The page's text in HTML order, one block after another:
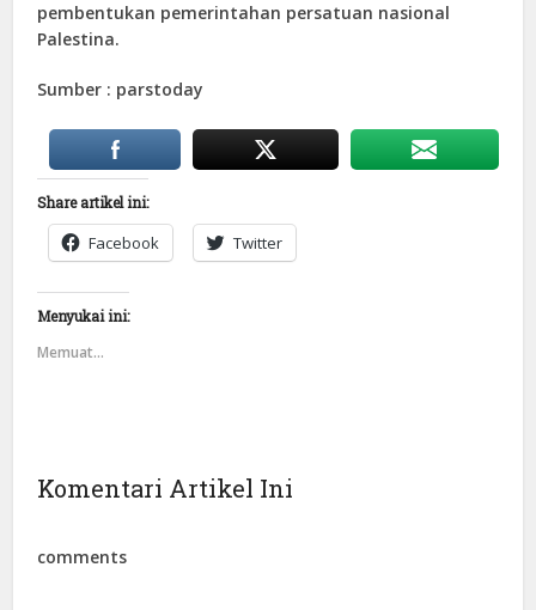
pembentukan pemerintahan persatuan nasional
Palestina.
Sumber : parstoday
Share artikel ini:
Facebook Twitter
Menyukai ini:
Memuat...
Komentari Artikel Ini
comments